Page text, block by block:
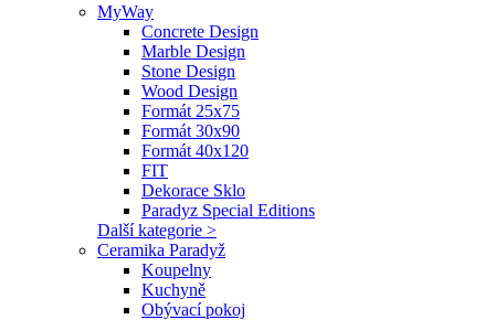
MyWay
Concrete Design
Marble Design
Stone Design
Wood Design
Formát 25x75
Formát 30x90
Formát 40x120
FIT
Dekorace Sklo
Paradyz Special Editions
Další kategorie >
Ceramika Paradyž
Koupelny
Kuchyně
Obývací pokoj